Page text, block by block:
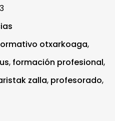
otxarkoaga,
, formación profesional,
zalla, profesorado,